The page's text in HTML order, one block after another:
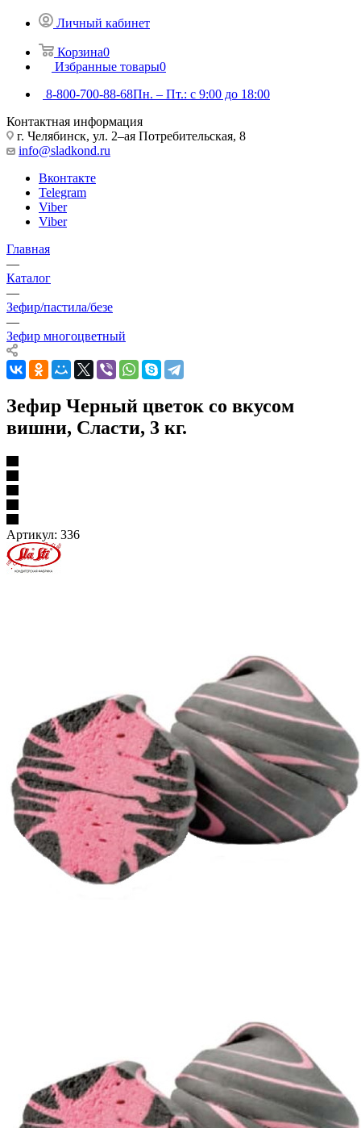
Личный кабинет
Корзина0
Избранные товары0
8-800-700-88-68Пн. – Пт.: с 9:00 до 18:00
Контактная информация
г. Челябинск, ул. 2–ая Потребительская, 8
info@sladkond.ru
Вконтакте
Telegram
Viber
Viber
Главная
—
Каталог
—
Зефир/пастила/безе
—
Зефир многоцветный
Зефир Черный цветок cо вкусом
вишни, Сласти, 3 кг.
Артикул: 336